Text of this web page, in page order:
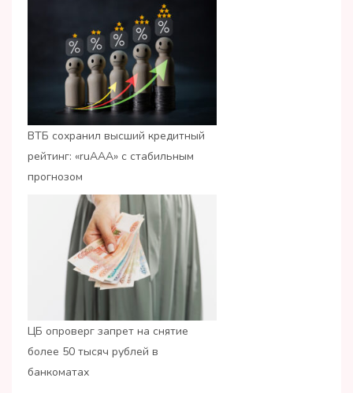
ВТБ сохранил высший кредитный
рейтинг: «ruАAA» с стабильным
прогнозом
ЦБ опроверг запрет на снятие
более 50 тысяч рублей в
банкоматах